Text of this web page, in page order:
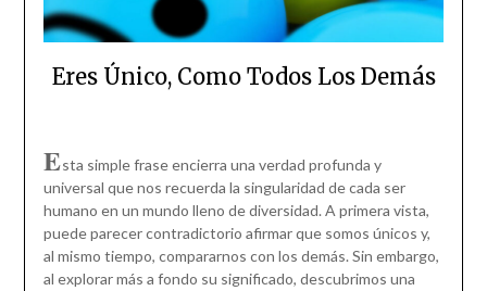
Eres Único, Como Todos Los Demás
Esta simple frase encierra una verdad profunda y
universal que nos recuerda la singularidad de cada ser
humano en un mundo lleno de diversidad. A primera vista,
puede parecer contradictorio afirmar que somos únicos y,
al mismo tiempo, compararnos con los demás. Sin embargo,
al explorar más a fondo su significado, descubrimos una